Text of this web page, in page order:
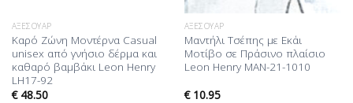
ΑΞΕΣΟΥΆΡ
Καρό Ζώνη Mοντέρνα Casual
unisex από γνήσιο δέρμα και
καθαρό βαμβάκι Leon Henry
LH17-92
€48.50
ΑΞΕΣΟΥΆΡ
Μαντήλι Τσέπης με Εκάι
Μοτίβο σε Πράσινο πλαίσιο
Leon Henry MAN-21-1010
€10.95